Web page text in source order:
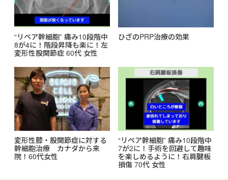
“リペア幹細胞” 痛み10段階中
8が4に！階段昇降も楽に！左
変形性股関節症 60代 女性
ひざのPRP治療の効果
変形性膝・股関節症に対する
幹細胞治療 カナダから来
院！60代女性
“リペア幹細胞” 痛み10段階中
7が2に！手術を回避して趣味
を楽しめるように！右肩腱板
損傷 70代 女性